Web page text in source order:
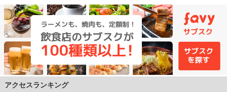
アクセスランキング